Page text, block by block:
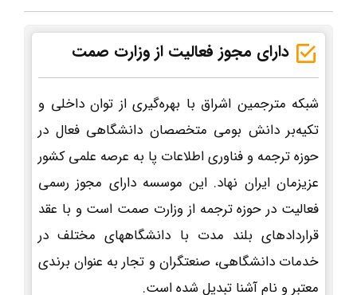
دارای مجوز فعالیت از وزارت صمت
شبکه مترجمین اشراق با بهره‌گیری از توان داخلی و
تکیه‌بر دانش بومی متخصصان دانشگاهی فعال در
حوزه ترجمه و فناوری اطلاعات پا به عرصه علمی کشور
عزیزمان ایران نهاد. این موسسه دارای مجوز رسمی
فعالیت در حوزه ترجمه از وزارت صمت است و با عقد
قراردادهای بلند مدت با دانشگاههای مختلف در
خدمات دانشگاهی، صنعتگران و تجار به عنوان برندی
معتبر و نام آشنا تبدیل شده است.